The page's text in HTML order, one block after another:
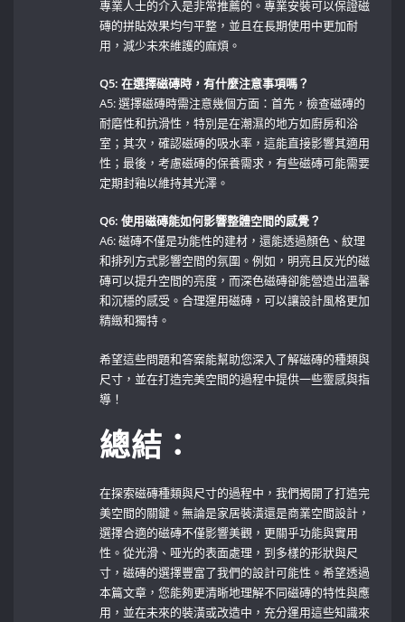
專業人士的介入是非常推薦的。專業安裝可以保證磁
磚的拼貼效果均勻平整，並且在長期使用中更加耐
用，減少未來維護的麻煩。
Q5: ⁤在選擇磁磚時，有什麼注意事項嗎？
A5: 選擇磁磚時需注意幾個方面：首先，檢查磁磚的
耐磨性和抗滑性，特別是在潮濕的地方如廚房和浴
室；其次，確認磁磚的吸水率，這能直接影響其適用
性；最後，考慮磁磚的保養需求，有些磁磚可能需要
定期封釉以維持其光澤。
Q6: ⁣使用磁磚能如何影響整體空間的感覺？
A6:⁣ 磁磚不僅是功能性的建材，還能透過顏色、紋理
和排列方式影響空間的氛圍。例如，明亮且反光的磁
磚可以提升空間的亮度，而深色磁磚卻能營造出溫馨
和沉穩的感受。合理運用磁磚，可以讓設計風格更加
精緻和獨特。
希望這些問題和答案能幫助您深入了解磁磚的種類與
尺寸，並在打造完美空間的過程中提供一些靈感與指
導！
總結：
在探索磁磚種類與尺寸的過程中，我們揭開了打造完
美空間的關鍵。無論是家居裝潢還是商業空間設計，
選擇合適的磁磚不僅影響美觀，更關乎功能與實用
性。從光滑、哑光的表面處理，到多樣的形狀與尺
寸，磁磚的選擇豐富了我們的設計可能性。希望透過
本篇文章，您能夠更清晰地理解不同磁磚的特性與應
用，並在未來的裝潢或改造中，充分運用這些知識來